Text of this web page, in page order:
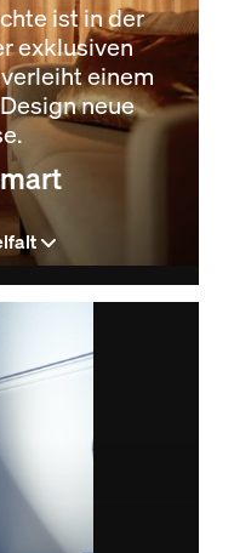
ist in der
exklusiven
einem
neue